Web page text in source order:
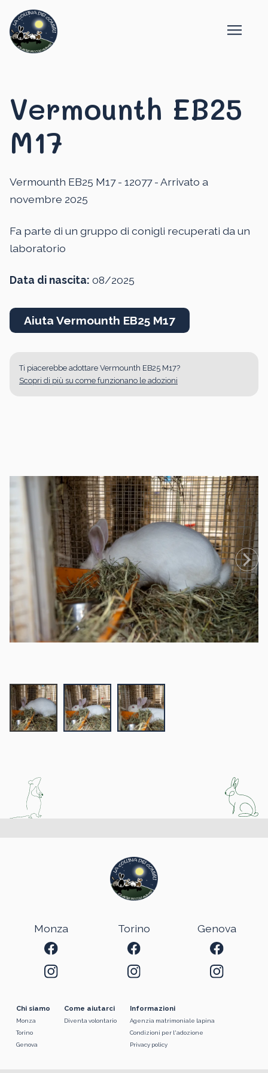
Vermounth EB25
M17
Vermounth EB25 M17 - 12077 - Arrivato a
novembre 2025
Fa parte di un gruppo di conigli recuperati da un
laboratorio
Data di nascita: 08/2025
Aiuta Vermounth EB25 M17
Ti piacerebbe adottare Vermounth EB25 M17?
Scopri di più su come funzionano le adozioni
Monza Torino Genova
Chi siamo
Monza
Torino
Genova
Come aiutarci
Diventa volontario
Informazioni
Agenzia matrimoniale lapina
Condizioni per l'adozione
Privacy policy